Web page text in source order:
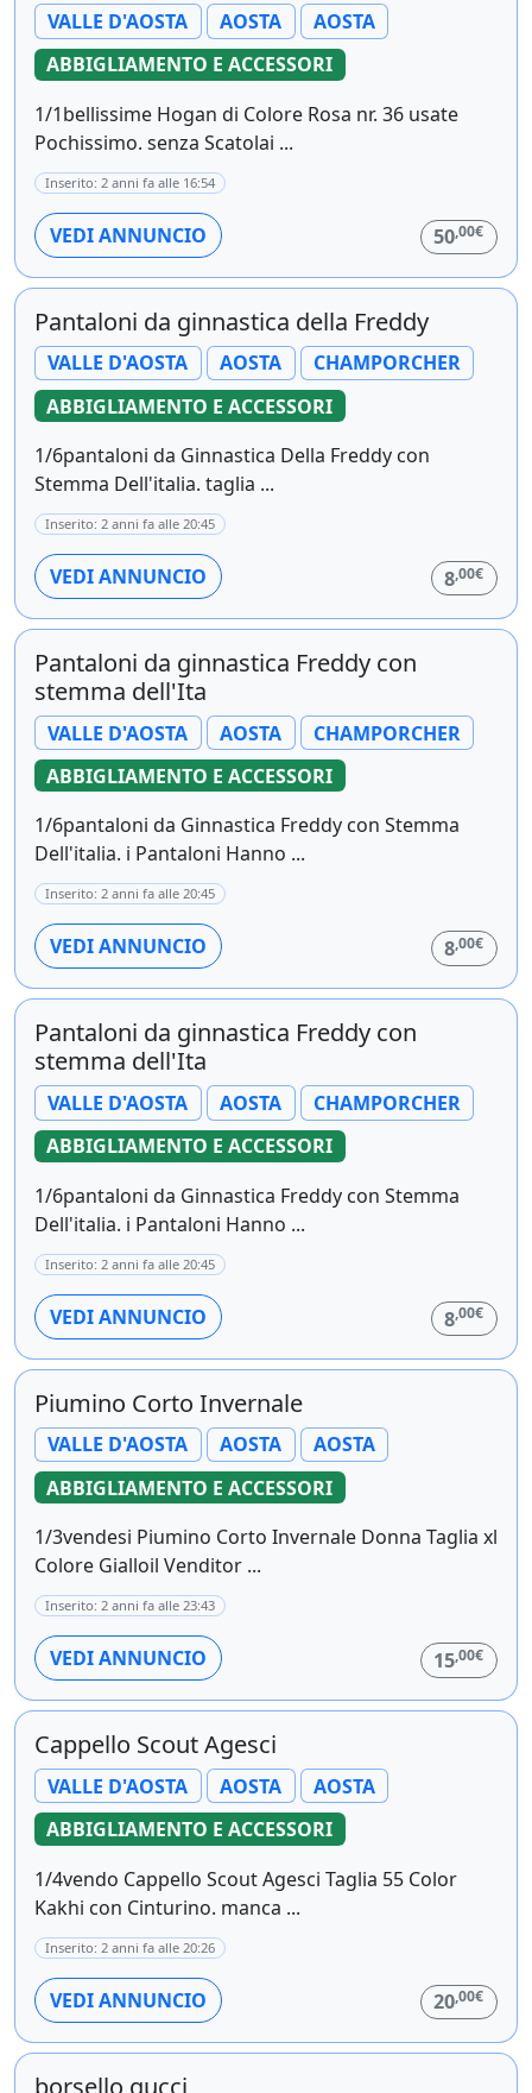
VALLE D'AOSTA AOSTA
AOSTA
ABBIGLIAMENTO E ACCESSORI
1/1bellissime Hogan di Colore Rosa nr. 36 usate
Pochissimo. senza Scatolai ...
Inserito: 2 anni fa alle 16:54
VEDI ANNUNCIO 50,00€
Pantaloni da ginnastica della Freddy
VALLE D'AOSTA AOSTA
CHAMPORCHER
ABBIGLIAMENTO E ACCESSORI
1/6pantaloni da Ginnastica Della Freddy con
Stemma Dell'italia. taglia ...
Inserito: 2 anni fa alle 20:45
VEDI ANNUNCIO 8,00€
Pantaloni da ginnastica Freddy con
stemma dell'Ita
VALLE D'AOSTA AOSTA
CHAMPORCHER
ABBIGLIAMENTO E ACCESSORI
1/6pantaloni da Ginnastica Freddy con Stemma
Dell'italia. i Pantaloni Hanno ...
Inserito: 2 anni fa alle 20:45
VEDI ANNUNCIO 8,00€
Pantaloni da ginnastica Freddy con
stemma dell'Ita
VALLE D'AOSTA AOSTA
CHAMPORCHER
ABBIGLIAMENTO E ACCESSORI
1/6pantaloni da Ginnastica Freddy con Stemma
Dell'italia. i Pantaloni Hanno ...
Inserito: 2 anni fa alle 20:45
VEDI ANNUNCIO 8,00€
Piumino Corto Invernale
VALLE D'AOSTA AOSTA
AOSTA
ABBIGLIAMENTO E ACCESSORI
1/3vendesi Piumino Corto Invernale Donna Taglia xl
Colore Gialloil Venditor ...
Inserito: 2 anni fa alle 23:43
VEDI ANNUNCIO 15,00€
Cappello Scout Agesci
VALLE D'AOSTA AOSTA
AOSTA
ABBIGLIAMENTO E ACCESSORI
1/4vendo Cappello Scout Agesci Taglia 55 Color
Kakhi con Cinturino. manca ...
Inserito: 2 anni fa alle 20:26
VEDI ANNUNCIO 20,00€
borsello gucci